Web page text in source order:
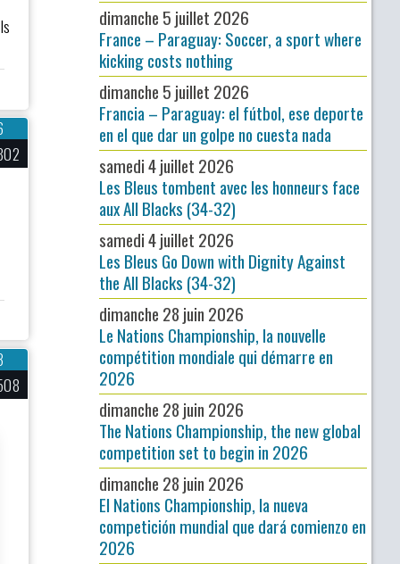
dimanche 5 juillet 2026
France – Paraguay: Soccer, a sport where
kicking costs nothing
dimanche 5 juillet 2026
Francia – Paraguay: el fútbol, ese deporte
en el que dar un golpe no cuesta nada
samedi 4 juillet 2026
Les Bleus tombent avec les honneurs face
aux All Blacks (34-32)
samedi 4 juillet 2026
Les Bleus Go Down with Dignity Against
the All Blacks (34-32)
dimanche 28 juin 2026
Le Nations Championship, la nouvelle
compétition mondiale qui démarre en
2026
dimanche 28 juin 2026
The Nations Championship, the new global
competition set to begin in 2026
dimanche 28 juin 2026
El Nations Championship, la nueva
competición mundial que dará comienzo en
2026